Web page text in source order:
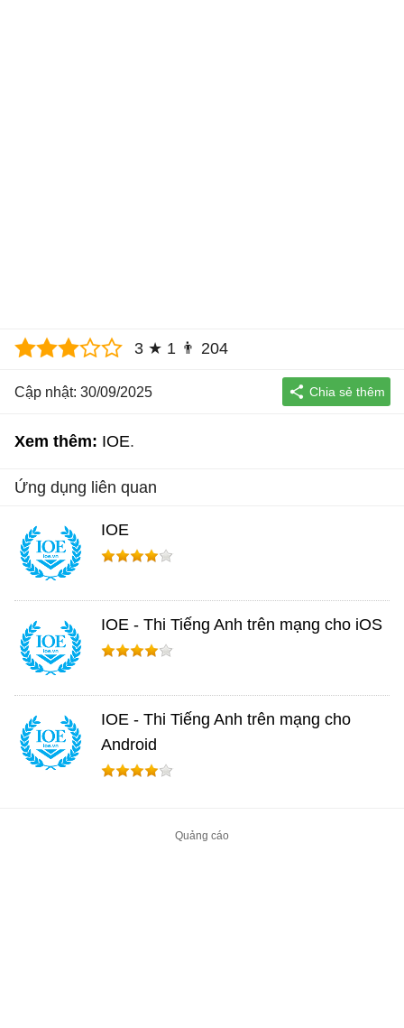
3 ★ 1 👨 204
Cập nhật: 30/09/2025
Xem thêm: IOE
Ứng dụng liên quan
IOE
IOE - Thi Tiếng Anh trên mạng cho iOS
IOE - Thi Tiếng Anh trên mạng cho
Android